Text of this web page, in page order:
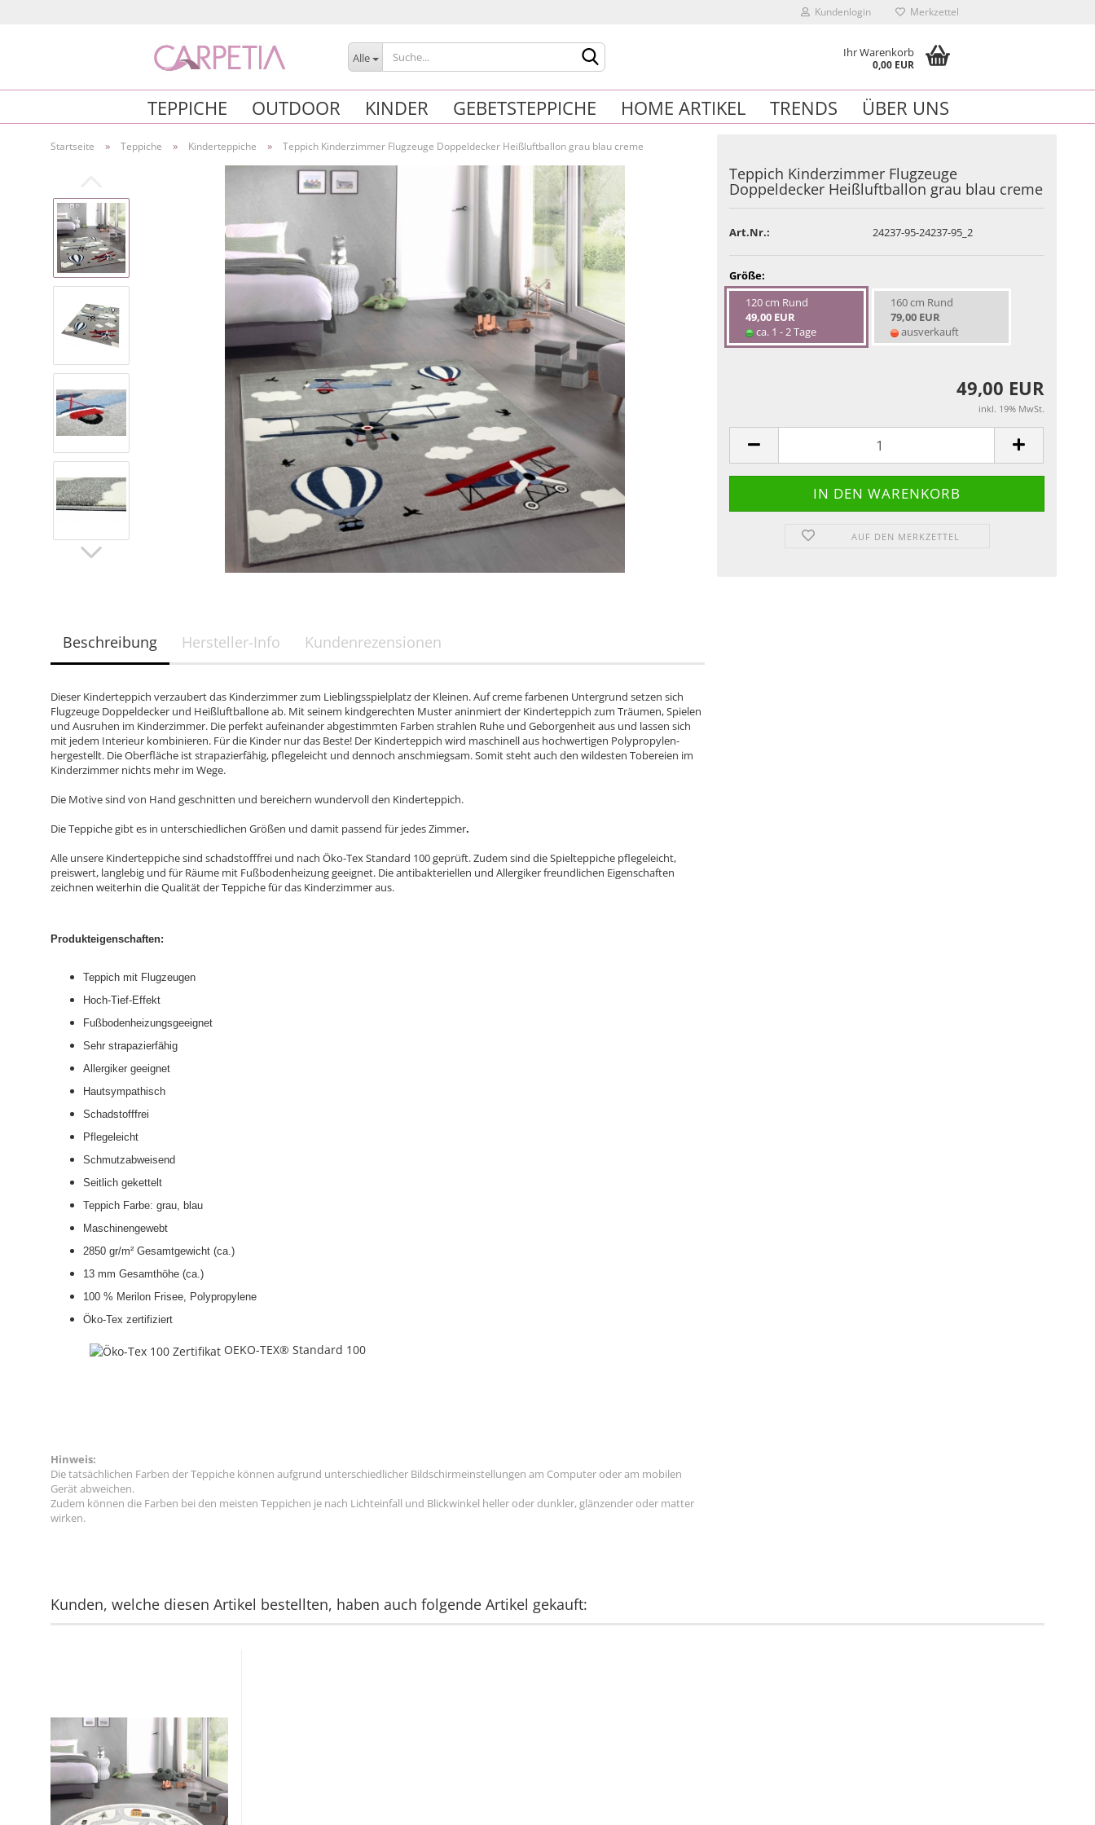
Kundenlogin
Konto erstellen
Passwort vergessen?
Merkzettel
Alle Ihr Warenkorb
0,00 EUR
TEPPICHE OUTDOOR KINDER GEBETSTEPPICHE HOME ARTIKEL TRENDS ÜBER UNS
Startseite » Teppiche » Kinderteppiche » Teppich Kinderzimmer Flugzeuge Doppeldecker Heißluftballon grau blau creme
Teppich Kinderzimmer Flugzeuge
Doppeldecker Heißluftballon grau blau creme
Art.Nr.: 24237-95-24237-95_2
Größe:
120 cm Rund
49,00 EUR
ca. 1 - 2 Tage
160 cm Rund
79,00 EUR
ausverkauft
49,00 EUR
inkl. 19% MwSt.
AUF DEN MERKZETTEL
Beschreibung Hersteller-Info Kundenrezensionen
Dieser Kinderteppich verzaubert das Kinderzimmer zum Lieblingsspielplatz der Kleinen. Auf creme farbenen Untergrund setzen sich
Flugzeuge Doppeldecker und Heißluftballone ab. Mit seinem kindgerechten Muster aninmiert der Kinderteppich zum Träumen, Spielen
und Ausruhen im Kinderzimmer. Die perfekt aufeinander abgestimmten Farben strahlen Ruhe und Geborgenheit aus und lassen sich
mit jedem Interieur kombinieren. Für die Kinder nur das Beste! Der Kinderteppich wird maschinell aus hochwertigen Polypropylen-
hergestellt. Die Oberfläche ist strapazierfähig, pflegeleicht und dennoch anschmiegsam. Somit steht auch den wildesten Tobereien im
Kinderzimmer nichts mehr im Wege.
Die Motive sind von Hand geschnitten und bereichern wundervoll den Kinderteppich.
Die Teppiche gibt es in unterschiedlichen Größen und damit passend für jedes Zimmer.
Alle unsere Kinderteppiche sind schadstofffrei und nach Öko-Tex Standard 100 geprüft. Zudem sind die Spielteppiche pflegeleicht,
preiswert, langlebig und für Räume mit Fußbodenheizung geeignet. Die antibakteriellen und Allergiker freundlichen Eigenschaften
zeichnen weiterhin die Qualität der Teppiche für das Kinderzimmer aus.
Produkteigenschaften:
Teppich mit Flugzeugen
Hoch-Tief-Effekt
Fußbodenheizungsgeeignet
Sehr strapazierfähig
Allergiker geeignet
Hautsympathisch
Schadstofffrei
Pflegeleicht
Schmutzabweisend
Seitlich gekettelt
Teppich Farbe: grau, blau
Maschinengewebt
2850 gr/m² Gesamtgewicht (ca.)
13 mm Gesamthöhe (ca.)
100 % Merilon Frisee, Polypropylene
Öko-Tex zertifiziert
OEKO-TEX® Standard 100
Hinweis:
Die tatsächlichen Farben der Teppiche können aufgrund unterschiedlicher Bildschirmeinstellungen am Computer oder am mobilen
Gerät abweichen.
Zudem können die Farben bei den meisten Teppichen je nach Lichteinfall und Blickwinkel heller oder dunkler, glänzender oder matter
wirken.
Kunden, welche diesen Artikel bestellten, haben auch folgende Artikel gekauft: